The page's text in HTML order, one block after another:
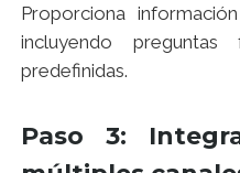
Proporciona
incluyendo preguntas
predefinidas.
Paso 3: